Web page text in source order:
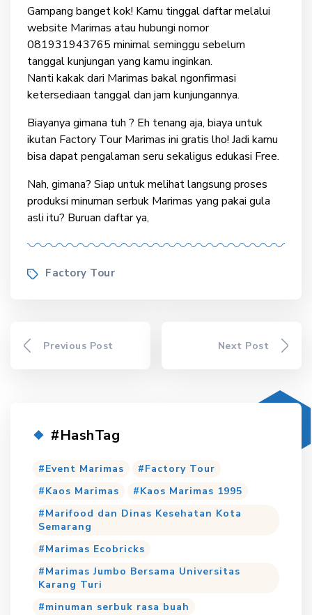
Gampang banget kok! Kamu tinggal daftar melalui
website Marimas atau hubungi nomor
081931943765 minimal seminggu sebelum
tanggal kunjungan yang kamu inginkan.
Nanti kakak dari Marimas bakal ngonfirmasi
ketersediaan tanggal dan jam kunjungannya.
Biayanya gimana tuh ? Eh tenang aja, biaya untuk
ikutan Factory Tour Marimas ini gratis lho! Jadi kamu
bisa dapat pengalaman seru sekaligus edukasi Free.
Nah, gimana? Siap untuk melihat langsung proses
produksi minuman serbuk Marimas yang pakai gula
asli itu? Buruan daftar ya,
TagsFactory Tour
Previous Post Next Post
#HashTag
Event Marimas
Factory Tour
Kaos Marimas
Kaos Marimas 1995
Marifood dan Dinas Kesehatan Kota
Semarang
Marimas Ecobricks
Marimas Jumbo Bersama Universitas
Karang Turi
minuman serbuk rasa buah